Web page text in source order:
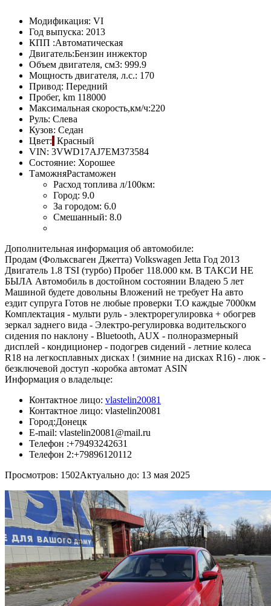
Модификация: VI
Год выпуска: 2013
КПП :Автоматическая
Двигатель:Бензин инжектор
Объем двигателя, см3: 999.9
Мощность двигателя, л.с.: 170
Привод: Передний
Пробег, km 118000
Максимальная скорость,км/ч:220
Руль: Слева
Кузов: Седан
Цвет: Красный
VIN: 3VWD17AJ7EM373584
Состояние: Хорошее
ТаможняРастаможен
Расход топлива л/100км:
Город: 9.0
За городом: 6.0
Смешанный: 8.0
Дополнительная информация об автомобиле:
Продам (Фольксваген Джетта) Volkswagen Jetta Год 2013
Двигатель 1.8 TSI (турбо) Пробег 118.000 км. В ТАКСИ НЕ
БЫЛА Автомобиль в достойном состоянии Владею 5 лет
Машиной будете довольны Вложений не требует На авто
ездит супруга Готов не любые проверки Т.О каждые 7000км
Комплектация - мульти руль - электрорeгулиpoвка + обoгрeв
зеркал заднего вида - Электро-регулировка водительского
сидения по наклону - Bluetooth, AUX - полноразмерный
дисплей - кондиционер - подогрев сидений - летние колеса
R18 на легкосплавных дисках ! (зимние на дисках R16) - люк -
безключевой доступ -коробка автомат ASIN
Информация о владельце:
Контактное лицо: vlastelin20081
Контактное лицо: vlastelin20081
Город:Донецк
E-mail: vlastelin20081@mail.ru
Телефон :+79493242631
Телефон 2:+79896120112
Просмотров: 1502Актуально до: 13 мая 2025